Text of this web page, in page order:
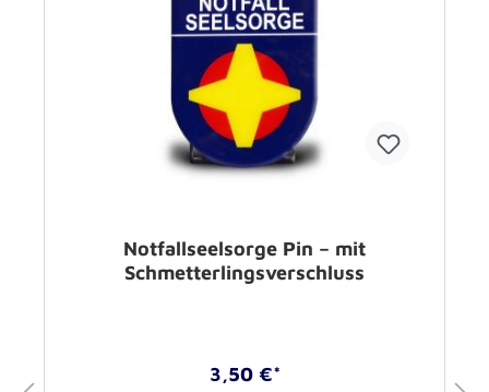
Notfallseelsorge Pin – mit
Schmetterlingsverschluss
3,50 €*